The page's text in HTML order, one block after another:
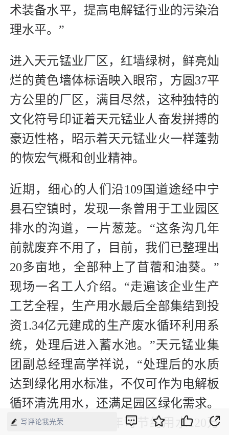
术装备水平，提高电解锰行业的污染治
理水平。”
进入天元锰业厂区，红墙绿树，鲜亮灿
烂的黄色墙体标语映入眼帘，方圆37平
方公里的厂区，满目尽然，这种独特的
文化符号印证着天元锰业人奋发拼搏的
豪迈性格，昭示着天元锰业火一样蓬勃
的恢宏气概和创业精神。
近期，细心的人们沿109国道途经中宁
县石空镇时，发现一条曾用于工业园区
排水的沟道，一片葱茏。“这条沟几年
前就废弃不用了，目前，我们已整理出
20多亩地，全部种上了苜蓿和油葵。”
现场一名工人介绍。“走遍该企业生产
工艺全程，生产用水最后全部集结到投
资1.34亿元建成的生产废水循环利用系
统，处理后进入蓄水池。”天元锰业集
团副总经理高学祥说，“处理后的水质
达到绿化用水标准，不仅可作为电解板
循环清洗用水，还满足园区绿化需求。
仅水循环一项，每年可节约用水120万
写评论我光荣